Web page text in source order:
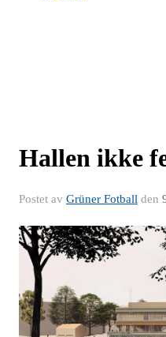
Hallen ikke
Postet av Grüner Fotball den